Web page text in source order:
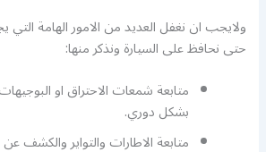
ولايجب ان نغفل العديد من الامور الهامة التي
حتى نحافظ على السيارة ونذكر منها:
متابعة شمعات الاحتراق او
بشكل دوري.
متابعة الاطارات والتواير والكشف